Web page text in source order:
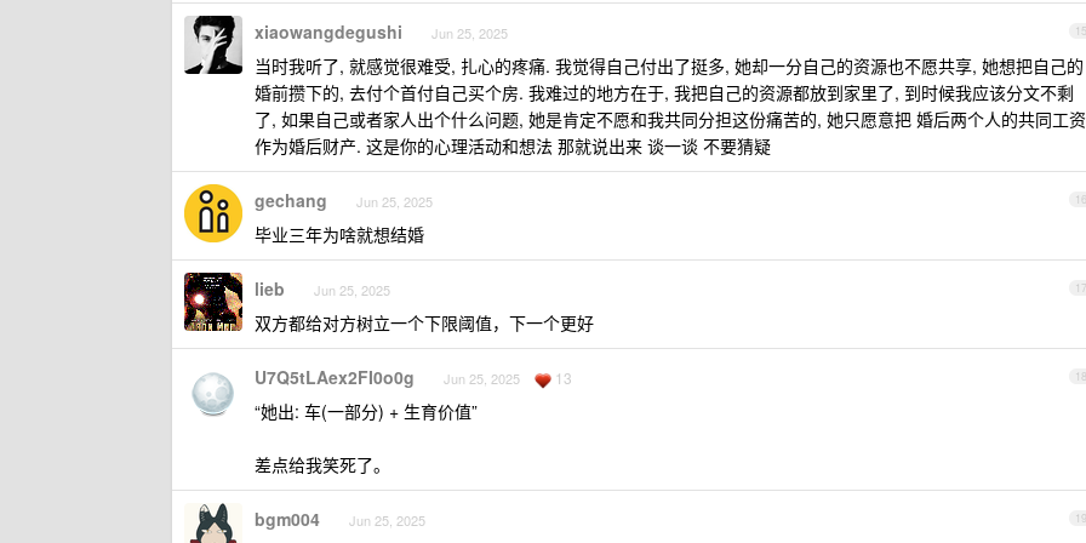
15
xiaowangdegushi Jun 25, 2025
当时我听了, 就感觉很难受, 扎心的疼痛. 我觉得自己付出了挺多, 她却一分自己的资源也不愿共享, 她想把自己的
婚前攒下的, 去付个首付自己买个房. 我难过的地方在于, 我把自己的资源都放到家里了, 到时候我应该分文不剩
了, 如果自己或者家人出个什么问题, 她是肯定不愿和我共同分担这份痛苦的, 她只愿意把 婚后两个人的共同工资
作为婚后财产. 这是你的心理活动和想法 那就说出来 谈一谈 不要猜疑
16
gechang Jun 25, 2025
毕业三年为啥就想结婚
17
lieb Jun 25, 2025
双方都给对方树立一个下限阈值，下一个更好
18
U7Q5tLAex2FI0o0g Jun 25, 2025 13
“她出: 车(一部分) + 生育价值”
差点给我笑死了。
19
bgm004 Jun 25, 2025